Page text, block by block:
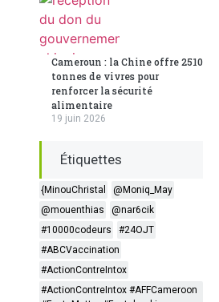
Cameroun : la Chine offre 2510
tonnes de vivres pour
renforcer la sécurité
alimentaire
19 juin 2026
Étiquettes
{MinouChristal
@Moniq_May
@mouenthias
@nar6cik
#10000codeurs
#24OJT
#ABCVaccination
#ActionContreIntox
#ActionContreIntox #AFFCameroon